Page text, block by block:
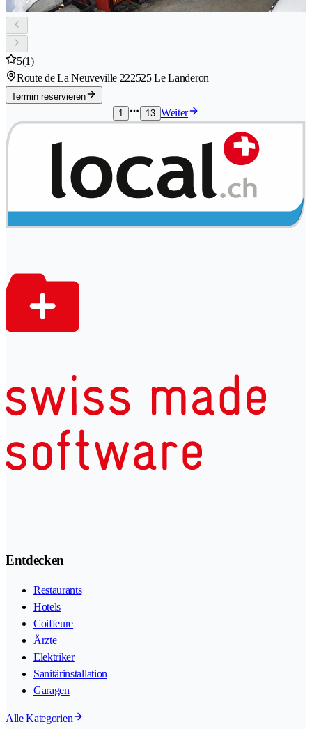
5(1)
Route de La Neuveville 222525 Le Landeron
Termin reservieren
1
13 Weiter
Entdecken
Restaurants
Hotels
Coiffeure
Ärzte
Elektriker
Sanitärinstallation
Garagen
Alle Kategorien